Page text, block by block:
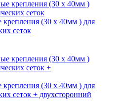
(30 х 40мм ) для
сеток
(30 х 40мм ) для
сеток + двухсторонний